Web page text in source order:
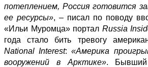
потеплением, Россия готовится
ее ресурсы», – писал по поводу
«Ильи Муромца» портал Russia
годастало бить тревогу
National Interest:«Америка
вооружений в Арктике». Бывший